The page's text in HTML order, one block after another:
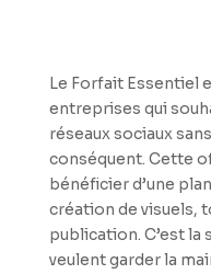
Le Forfait Essentiel
entreprises qui
réseaux sociaux
conséquent. Cette
bénéficier d’une
création de visuels,
publication. C’est
veulent garder la